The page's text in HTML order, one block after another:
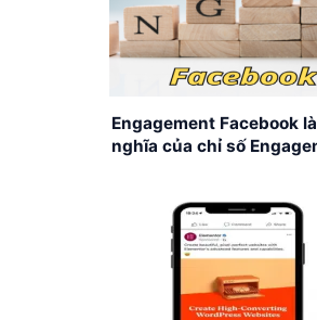
Engagement Facebook
nghĩa của chỉ số